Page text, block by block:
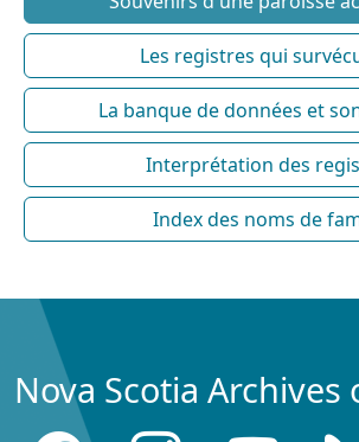
Les registres qui
La banque de données et
Interprétation des
Index des noms de
Nova Scotia Archives